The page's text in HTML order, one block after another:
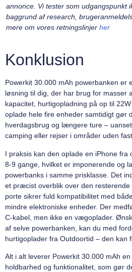
annonce. Vi tester som udgangspunkt
baggrund af research,
mere om vores retningslinjer her
Konklusion
Powerkit 30.000 mAh powerbanken er
løsning til dig, der har brug for masser
kapacitet, hurtigopladning på op til
oplade hele fire enheder samtidigt gør
hverdagsbrug og længere ture –
camping eller rejser i områder uden
I praksis kan den oplade en iPhone fra
8-9 gange, hvilket er imponerende og
powerbanks i samme prisklasse. Det
et præcist overblik over den
porte sikrer fuld kompatibilitet med
mindre elektroniske enheder. Der
C-kabel, men ikke en vægoplader.
af selve powerbanken, kan du med
hurtigoplader fra Outdoortid – den kan
Alt i alt leverer Powerkit 30.000 mAh
holdbarhed og funktionalitet, som gør